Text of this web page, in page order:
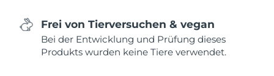
Frei von Tierversuchen & vegan
Bei der Entwicklung und Prüfung dieses
Produkts wurden keine Tiere verwendet.